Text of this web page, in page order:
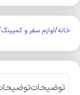
خانه لوازم سفر و کمپینگ
توضیحات